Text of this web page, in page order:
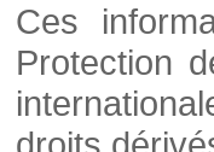
Ces
Protection